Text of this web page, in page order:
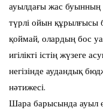
ауылдағы жас буынның
түрлі ойын құрылғысы
қоймай, олардың бос
игілікті істің жүзеге
негізінде аудандық
нәтижесі.
Шара барысында ауыл